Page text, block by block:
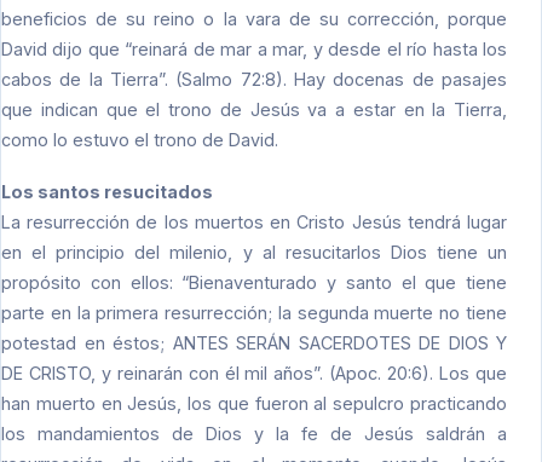
beneficios de su reino o la vara de su corrección, porque
David dijo que “reinará de mar a mar, y desde el río hasta los
cabos de la Tierra”. (Salmo 72:8). Hay docenas de pasajes
que indican que el trono de Jesús va a estar en la Tierra,
como lo estuvo el trono de David.
Los santos resucitados
La resurrección de los muertos en Cristo Jesús tendrá lugar
en el principio del milenio, y al resucitarlos Dios tiene un
propósito con ellos: “Bienaventurado y santo el que tiene
parte en la primera resurrección; la segunda muerte no tiene
potestad en éstos; ANTES SERÁN SACERDOTES DE DIOS Y
DE CRISTO, y reinarán con él mil años”. (Apoc. 20:6). Los que
han muerto en Jesús, los que fueron al sepulcro practicando
los mandamientos de Dios y la fe de Jesús saldrán a